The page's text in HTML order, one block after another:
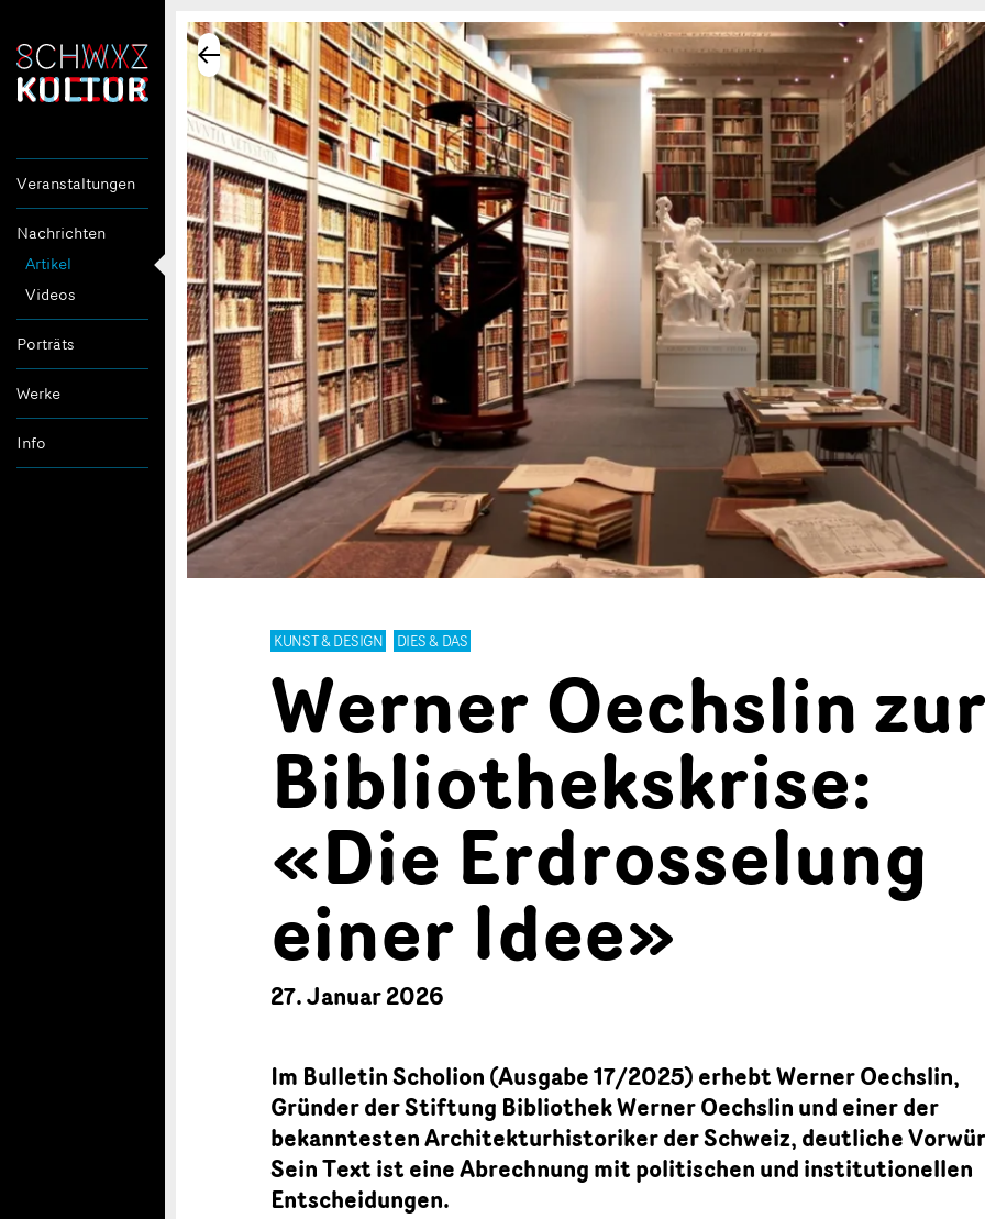
Veranstaltungen
Nachrichten
Artikel
Videos
Porträts
Werke
Info
KUNST & DESIGN DIES & DAS
Werner Oechslin zur
Bibliothekskrise:
«Die Erdrosselung
einer Idee»
27. Januar 2026
Im Bulletin Scholion (Ausgabe 17/2025) erhebt Werner Oechslin,
Gründer der Stiftung Bibliothek Werner Oechslin und einer der
bekanntesten Architekturhistoriker der Schweiz, deutliche
Sein Text ist eine Abrechnung mit politischen und institutionellen
Entscheidungen.